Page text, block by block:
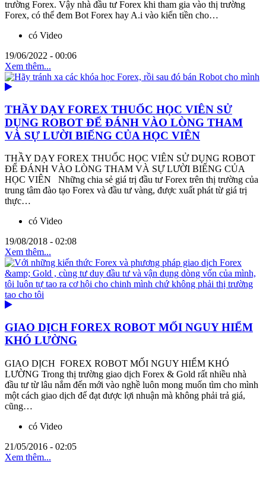
trường Forex. Vậy nhà đầu tư Forex khi tham gia vào thị trường
Forex, có thể đem Bot Forex hay A.i vào kiến tiền cho…
có Video
19/06/2022 - 00:06
Xem thêm...
THẦY DẠY FOREX THUỐC HỌC VIÊN SỬ
DỤNG ROBOT ĐỂ ĐÁNH VÀO LÒNG THAM
VÀ SỰ LƯỜI BIẾNG CỦA HỌC VIÊN
THẦY DẠY FOREX THUỐC HỌC VIÊN SỬ DỤNG ROBOT
ĐỂ ĐÁNH VÀO LÒNG THAM VÀ SỰ LƯỜI BIẾNG CỦA
HỌC VIÊN Những chia sẻ giá trị đầu tư Forex trên thị trường của
trung tâm đào tạo Forex và đầu tư vàng, được xuất phát từ giá trị
thực…
có Video
19/08/2018 - 02:08
Xem thêm...
GIAO DỊCH FOREX ROBOT MỐI NGUY HIỂM
KHÓ LƯỜNG
GIAO DỊCH FOREX ROBOT MỐI NGUY HIỂM KHÓ
LƯỜNG Trong thị trường giao dịch Forex & Gold rất nhiều nhà
đầu tư từ lâu nắm đến mới vào nghề luôn mong muốn tìm cho mình
một cách giao dịch để đạt được lợi nhuận mà không phải trả giá,
cũng…
có Video
21/05/2016 - 02:05
Xem thêm...